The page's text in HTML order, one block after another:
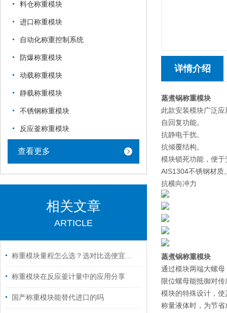
料仓称重模块
进口称重模块
自动化称重控制系统
防爆称重模块
动载称重模块
静载称重模块
不锈钢称重模块
反应釜称重模块
查看更多
相关文章
ARTICLE
称重模块量程怎么选？选对比选便宜更重要
称重模块在反应釜计量中的应用分享
国产称重模块能替代进口的吗
详情介绍
蒸煮锅称重模块
此款安装模块广泛
自回复功能。
抗静电干扰。
抗倾覆结构。
模块锁死功能，便
AIS1304不锈钢材质
抗横向冲力
蒸煮锅称重模块
通过模块两端大螺
限位螺母能抵御对
模块的特殊设计，
称量液体时，为节